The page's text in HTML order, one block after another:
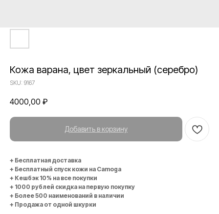
Кожа варана, цвет зеркальный (серебро)
SKU: 9167
4000,00 ₽
Добавить в корзину
+ Бесплатная доставка
+ Бесплатный спуск кожи на Camoga
+ Кешбэк 10% на все покупки
+ 1000 рублей скидка на первую покупку
+ Более 500 наименований в наличии
+ Продажа от одной шкурки